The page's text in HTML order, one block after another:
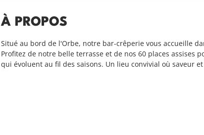
À PROPOS
Situé au bord de l'Orbe, notre bar-crêperie vous accueille
Profitez de notre belle terrasse et de nos 60 places assises
qui évoluent au fil des saisons. Un lieu convivial où saveur